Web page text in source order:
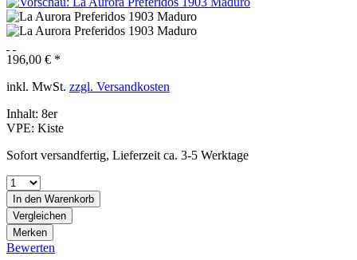
196,00 € *
inkl. MwSt. zzgl. Versandkosten
Inhalt: 8er
VPE: Kiste
Sofort versandfertig, Lieferzeit ca. 3-5 Werktage
In den Warenkorb
Vergleichen
Merken
Bewerten